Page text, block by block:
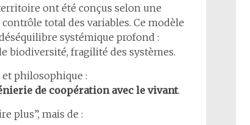
ont été conçus selon une
total des variables. Ce modèle
systémique profond :
biodiversité, fragilité des systèmes.
philosophique :
de coopération avec le vivant.
plus”, mais de :